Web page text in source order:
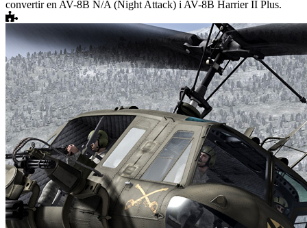
convertir en AV-8B N/A (Night Attack) i AV-8B Harrier II Plus.